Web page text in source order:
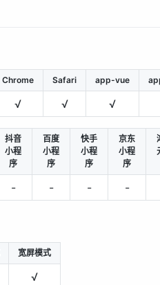
Chrome Safari app-vue
√ √ √
抖音
小程
序
百度
小程
序
快手
小程
序
京东
小程
序
- - - -
宽屏模式
√